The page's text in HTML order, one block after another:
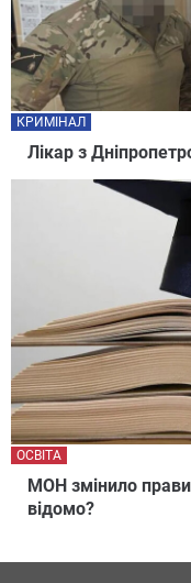
Лікар з
КРИМІНАЛ
МОН змінило
відомо?
ОСВІТА